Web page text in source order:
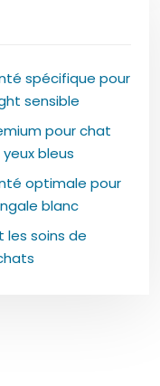
spécifique pour
sensible
pour chat
bleus
optimale pour
blanc
les soins de